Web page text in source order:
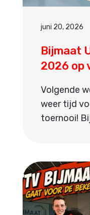
juni 20, 2026
Bijmaat
2026 op
Volgende
weer tijd
toernooi!